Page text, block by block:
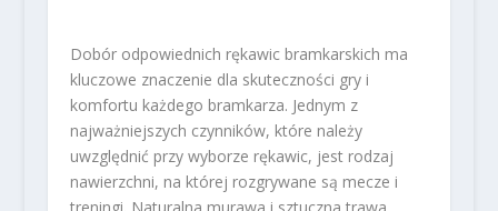
Dobór odpowiednich rękawic bramkarskich ma
kluczowe znaczenie dla skuteczności gry i
komfortu każdego bramkarza. Jednym z
najważniejszych czynników, które należy
uwzględnić przy wyborze rękawic, jest rodzaj
nawierzchni, na której rozgrywane są mecze i